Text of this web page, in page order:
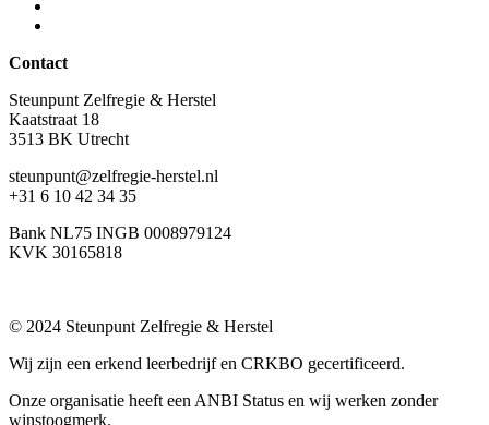
Contact
Steunpunt Zelfregie & Herstel
Kaatstraat 18
3513 BK Utrecht
steunpunt@zelfregie-herstel.nl
+31 6 10 42 34 35
Bank NL75 INGB 0008979124
KVK 30165818
© 2024 Steunpunt Zelfregie & Herstel
Wij zijn een erkend leerbedrijf en CRKBO gecertificeerd.
Onze organisatie heeft een ANBI Status en wij werken zonder
winstoogmerk.